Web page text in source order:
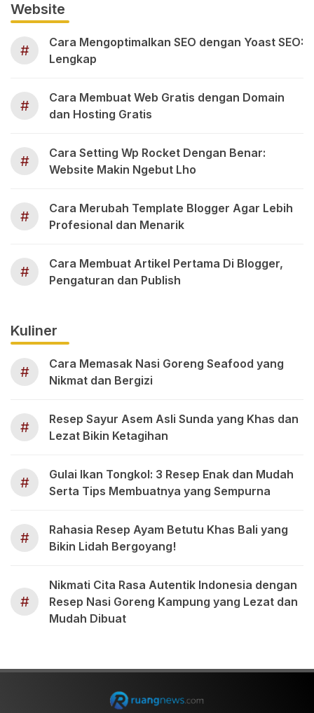
Website
#
Cara Mengoptimalkan SEO dengan Yoast SEO:
Lengkap
#
Cara Membuat Web Gratis dengan Domain
dan Hosting Gratis
#
Cara Setting Wp Rocket Dengan Benar:
Website Makin Ngebut Lho
#
Cara Merubah Template Blogger Agar Lebih
Profesional dan Menarik
#
Cara Membuat Artikel Pertama Di Blogger,
Pengaturan dan Publish
Kuliner
#
Cara Memasak Nasi Goreng Seafood yang
Nikmat dan Bergizi
#
Resep Sayur Asem Asli Sunda yang Khas dan
Lezat Bikin Ketagihan
#
Gulai Ikan Tongkol: 3 Resep Enak dan Mudah
Serta Tips Membuatnya yang Sempurna
#
Rahasia Resep Ayam Betutu Khas Bali yang
Bikin Lidah Bergoyang!
#
Nikmati Cita Rasa Autentik Indonesia dengan
Resep Nasi Goreng Kampung yang Lezat dan
Mudah Dibuat